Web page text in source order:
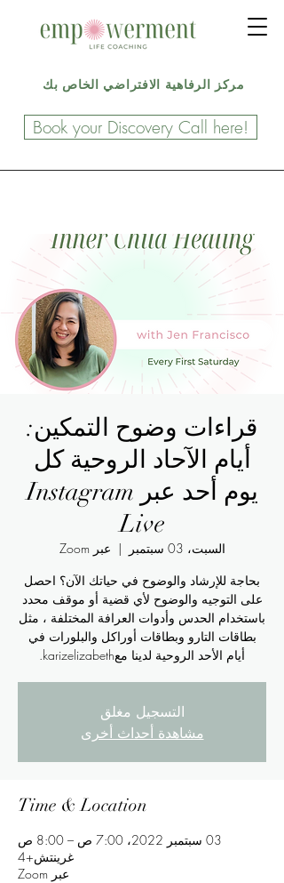
مركز الرفاهية الافتراضي الخاص بك
Book your Discovery Call here!
قراءات وضوح التمكين:
أيام الآحاد الروحية كل
يوم أحد عبر Instagram
Live
السبت، 03 سبتمبر
  |
عبر Zoom
بحاجة للإرشاد والوضوح في حياتك الآن؟ احصل
على التوجيه والوضوح لأي قضية أو موقف محدد
باستخدام الحدس وأدوات العرافة المختلفة ، مثل
بطاقات التارو وبطاقات أوراكل والبلورات في
أيام الأحد الروحية لدينا معkarizelizabeth.
التسجيل مغلق
مشاهدة أحداث أخرى
Time & Location
03 سبتمبر 2022، 7:00 ص – 8:00 ص
غرينتش+4
عبر Zoom